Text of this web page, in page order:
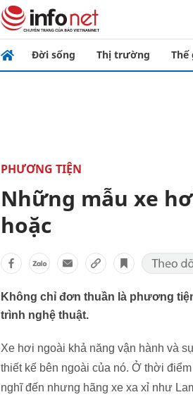
Đời sống Thị trường Thế
PHƯƠNG TIỆN
Những mẫu xe
hoặc
Không chỉ đơn thuần là phương
trình nghệ thuật.
Xe hơi ngoài khả năng vận hành và
thiết kế bên ngoài của nó. Ở thời
nghĩ đến nhưng hãng xe xa xỉ như